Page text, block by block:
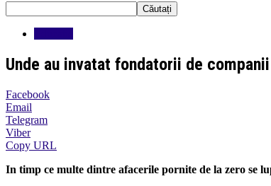
Unde au invatat fondatorii de
Facebook
Email
Telegram
Viber
Copy URL
In timp ce multe dintre afacerile pornite de la zero se